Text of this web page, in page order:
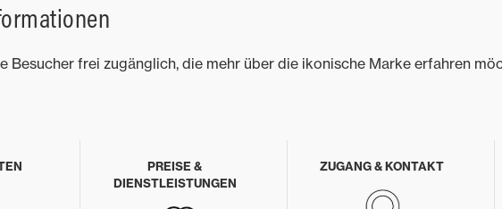
Besucher frei zugänglich, die mehr über die ikonische Marke erfahren
PREISE &
DIENSTLEISTUNGEN
ZUGANG & KONTAKT